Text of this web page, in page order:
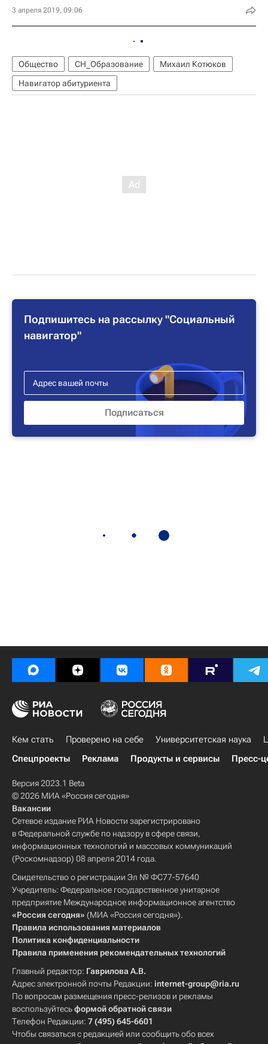
3 апреля 2019, 09:06
Общество СН_Образование
Михаил Котюков
Навигатор абитуриента
Подпишитесь на рассылку "Социальный
навигатор"
Кем стать Проверено на себе Университетская наука
Спецпроекты
Реклама Продукты и сервисы Пресс-
Версия 2023.1 Beta
© 2026 МИА «Россия сегодня»
Вакансии
Сетевое издание РИА Новости зарегистрировано
в Федеральной службе по надзору в сфере связи,
информационных технологий и массовых коммуникаций
(Роскомнадзор) 08 апреля 2014 года.
Свидетельство о регистрации Эл № ФС77-57640
Учредитель: Федеральное государственное унитарное
предприятие Международное информационное агентство
«Россия сегодня» (МИА «Россия сегодня»).
Правила использования материалов
Политика конфиденциальности
Правила применения рекомендательных технологий
Главный редактор: Гаврилова А.В.
Адрес электронной почты Редакции: internet-group@ria.ru
По вопросам размещения пресс-релизов и рекламы
воспользуйтесьформой обратной связи
Телефон Редакции: 7 (495) 645-6601
Чтобы связаться с редакцией или сообщить обо всех